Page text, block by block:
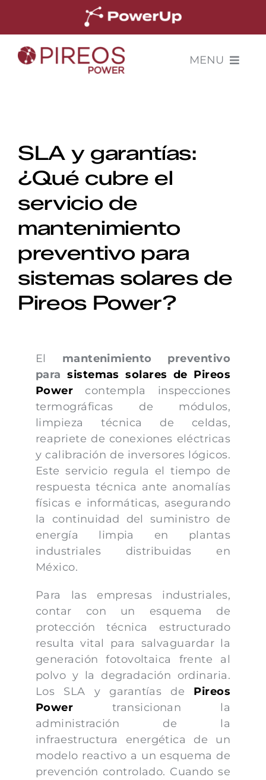
MENU
CASOS DE ÉXITO
NOSOTROS
COTIZADOR
CONTACTO
SLA y garantías:
¿Qué cubre el
servicio de
mantenimiento
preventivo para
sistemas solares de
Pireos Power?
El mantenimiento preventivo
parasistemas solares de Pireos
Power contempla inspecciones
termográficas de módulos,
limpieza técnica de celdas,
reapriete de conexiones eléctricas
y calibración de inversores lógicos.
Este servicio regula el tiempo de
respuesta técnica ante anomalías
físicas e informáticas, asegurando
la continuidad del suministro de
energía limpia en plantas
industriales distribuidas en
México.
Para las empresas industriales,
contar con un esquema de
protección técnica estructurado
resulta vital para salvaguardar la
generación fotovoltaica frente al
polvo y la degradación ordinaria.
Los SLA y garantías de Pireos
Power transicionan la
administración de la
infraestructura energética de un
modelo reactivo a un esquema de
prevención controlado. Cuando se